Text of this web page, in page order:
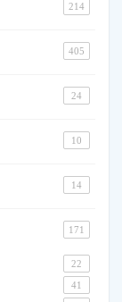
214
405
24
10
14
171
22
41